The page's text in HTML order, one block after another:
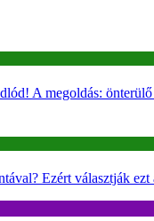
A megoldás:
Ezért választják